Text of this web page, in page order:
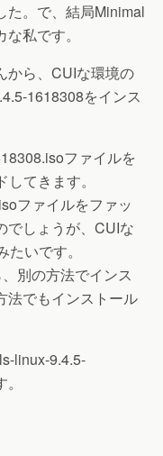
た。で、結局Minimal
私です。
から、CUIな環境の
1618308をインス
ファイルを
てきます。
ファイルをファッ
でしょうが、CUIな
いです。
別の方法でインス
法でもインストール
linux-9.4.5-